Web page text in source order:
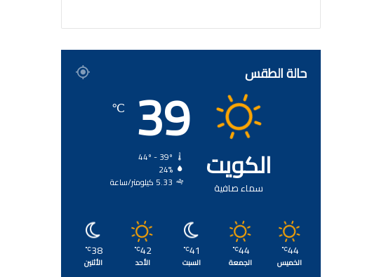
حالة الطقس
الكويت
سماء صافية
39
℃
24%
5.33 كيلومتر/ساعة
44
℃
الخميس
44
℃
الجمعة
41
℃
السبت
42
℃
الأحد
38
℃
الأثنين